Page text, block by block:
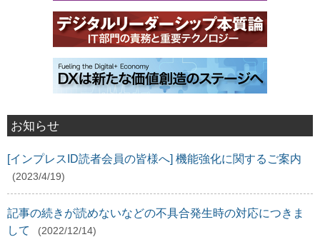
お知らせ
[インプレスID読者会員の皆様へ] 機能強化に関するご案内
(2023/4/19)
記事の続きが読めないなどの不具合発生時の対応につきま
して
(2022/12/14)